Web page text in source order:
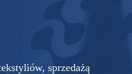
sprzedażą